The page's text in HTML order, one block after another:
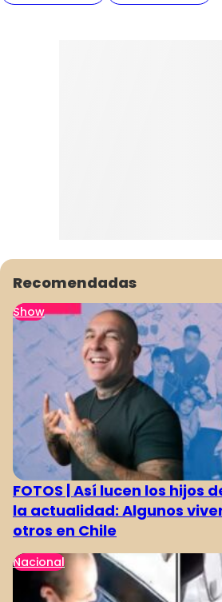
Recomendadas
Show
FOTOS | Así lucen los hijos
la actualidad: Algunos
otros en Chile
Nacional